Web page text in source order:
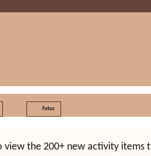
Fotos
view the 200+ new activity items